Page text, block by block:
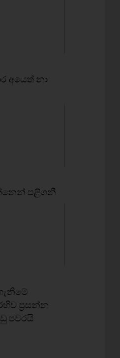
අයෙත් නා
පළිගනී
ප්‍රසන්න
පවරයි